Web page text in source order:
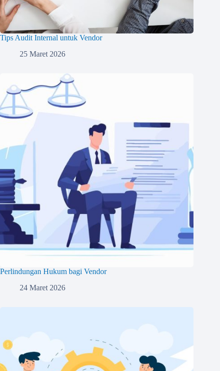
Tips Audit Internal untuk Vendor
25 Maret 2026
Perlindungan Hukum bagi Vendor
24 Maret 2026